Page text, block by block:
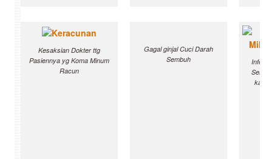
Kesaksian Dokter ttg
Pasiennya yg Koma Minum
Racun
Gagal ginjal Cuci Darah
Sembuh